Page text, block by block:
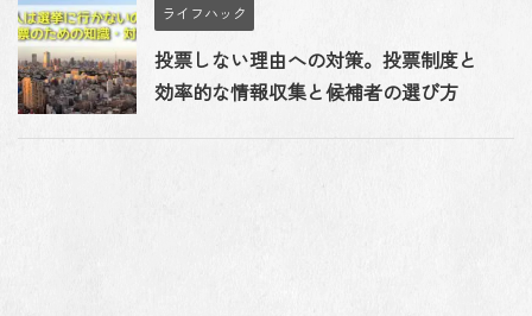
ライフハック
投票しない理由への対策。投票制度と
効率的な情報収集と候補者の選び方